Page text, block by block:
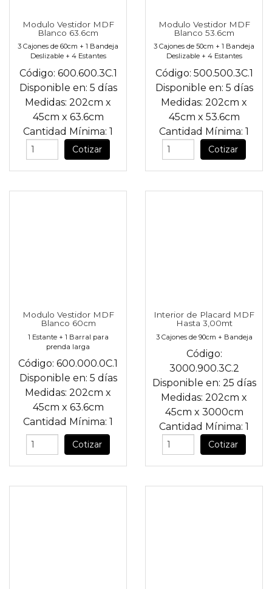
Modulo Vestidor MDF
Blanco 63.6cm
3 Cajones de 60cm + 1 Bandeja
Deslizable + 4 Estantes
Código: 600.600.3C.1
Disponible en: 5 días
Medidas: 202cm x
45cm x 63.6cm
Cantidad Mínima: 1
Cotizar
Modulo Vestidor MDF
Blanco 53.6cm
3 Cajones de 50cm + 1 Bandeja
Deslizable + 4 Estantes
Código: 500.500.3C.1
Disponible en: 5 días
Medidas: 202cm x
45cm x 53.6cm
Cantidad Mínima: 1
Cotizar
Modulo Vestidor MDF
Blanco 60cm
1 Estante + 1 Barral para
prenda larga
Código: 600.000.0C.1
Disponible en: 5 días
Medidas: 202cm x
45cm x 63.6cm
Cantidad Mínima: 1
Cotizar
Interior de Placard MDF
Hasta 3,00mt
3 Cajones de 90cm + Bandeja
Código:
3000.900.3C.2
Disponible en: 25 días
Medidas: 202cm x
45cm x 3000cm
Cantidad Mínima: 1
Cotizar